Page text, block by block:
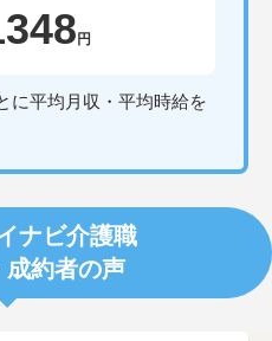
円
に平均月収・平均時給を
ナビ介護職
成約者の声